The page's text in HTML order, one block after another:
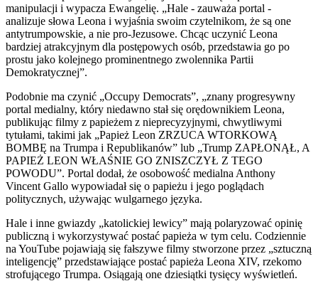
manipulacji i wypacza Ewangelię. „Hale - zauważa portal -
analizuje słowa Leona i wyjaśnia swoim czytelnikom, że są one
antytrumpowskie, a nie pro-Jezusowe. Chcąc uczynić Leona
bardziej atrakcyjnym dla postępowych osób, przedstawia go po
prostu jako kolejnego prominentnego zwolennika Partii
Demokratycznej”.
Podobnie ma czynić „Occupy Democrats”, „znany progresywny
portal medialny, który niedawno stał się orędownikiem Leona,
publikując filmy z papieżem z nieprecyzyjnymi, chwytliwymi
tytułami, takimi jak „Papież Leon ZRZUCA WTORKOWĄ
BOMBĘ na Trumpa i Republikanów” lub „Trump ZAPŁONĄŁ, A
PAPIEŻ LEON WŁAŚNIE GO ZNISZCZYŁ Z TEGO
POWODU”. Portal dodał, że osobowość medialna Anthony
Vincent Gallo wypowiadał się o papieżu i jego poglądach
politycznych, używając wulgarnego języka.
Hale i inne gwiazdy „katolickiej lewicy” mają polaryzować opinię
publiczną i wykorzystywać postać papieża w tym celu. Codziennie
na YouTube pojawiają się fałszywe filmy stworzone przez „sztuczną
inteligencję” przedstawiające postać papieża Leona XIV, rzekomo
strofującego Trumpa. Osiągają one dziesiątki tysięcy wyświetleń.